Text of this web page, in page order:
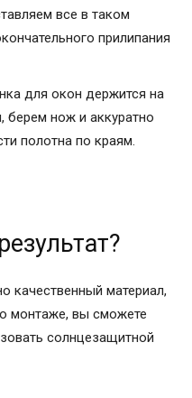
все в таком
прилипания
для окон держится на
берем нож и аккуратно
полотна по краям.
качественный материал,
монтаже, вы сможете
солнцезащитной